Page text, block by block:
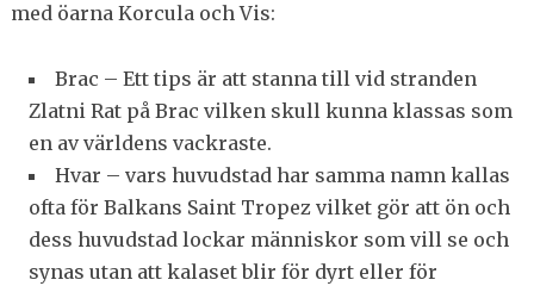
med öarna Korcula och Vis:
Brac – Ett tips är att stanna till vid stranden
Zlatni Rat på Brac vilken skull kunna klassas som
en av världens vackraste.
Hvar – vars huvudstad har samma namn kallas
ofta för Balkans Saint Tropez vilket gör att ön och
dess huvudstad lockar människor som vill se och
synas utan att kalaset blir för dyrt eller för